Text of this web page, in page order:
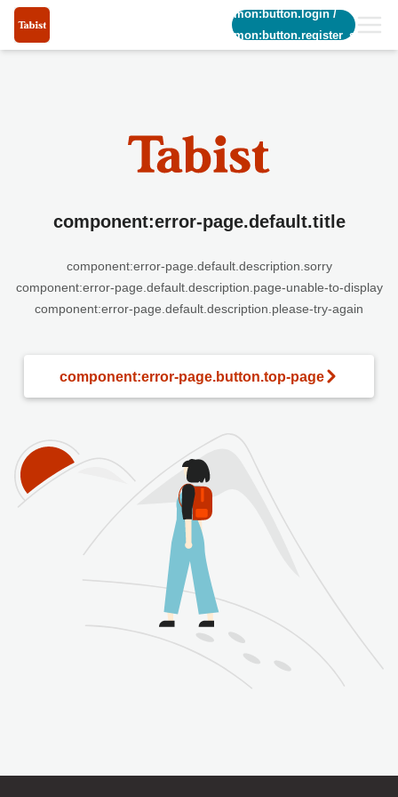
common:button.login/
common:button.register_short
component:error-page.default.title
component:error-page.default.description.sorry
component:error-page.default.description.page-unable-to-display
component:error-page.default.description.please-try-again
component:error-page.button.top-page